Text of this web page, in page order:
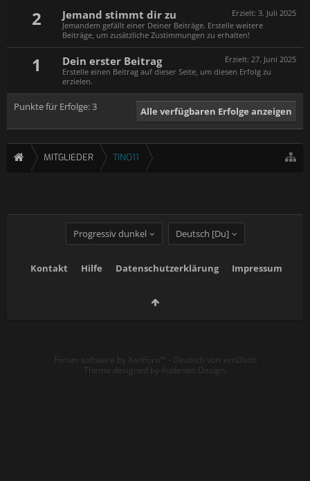
2 Erzielt: 3. Juli 2025
Jemand stimmt dir zu
Jemandem gefällt einer Deiner Beiträge. Erstelle weitere
Beiträge, um zusätzliche Zustimmungen zu erhalten!
1 Erzielt: 27. Juni 2025
Dein erster Beitrag
Erstelle einen Beitrag auf dieser Seite, um diesen Erfolg zu
erzielen.
Punkte für Erfolge: 3 Alle verfügbaren Erfolge anzeigen
MITGLIEDER TINO11
Progressiv dunkel Deutsch [Du]
Kontakt Hilfe Datenschutzerklärung Impressum
Forum software by XenForo™ - Deutsch von xenDach
Theme designed by Audentio Design.